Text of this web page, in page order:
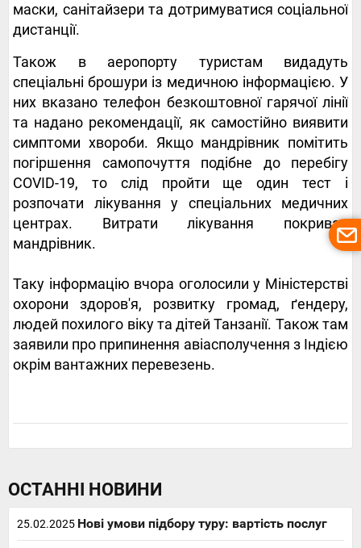
ОСТАННІ НОВИНИ
25.02.2025 Нові умови підбору туру: вартість послуг
маски, санітайзери та дотримуватися соціальної
дистанції.
Також в аеропорту туристам видадуть
спеціальні брошури із медичною інформацією. У
них вказано телефон безкоштовної гарячої лінії
та надано рекомендації, як самостійно виявити
симптоми хвороби. Якщо мандрівник помітить
погіршення самопочуття подібне до перебігу
COVID-19, то слід пройти ще один тест і
розпочати лікування у спеціальних медичних
центрах. Витрати лікування покриває
мандрівник.
Таку інформацію вчора оголосили у Міністерстві
охорони здоров'я, розвитку громад, ґендеру,
людей похилого віку та дітей Танзанії. Також там
заявили про припинення авіасполучення з Індією
окрім вантажних перевезень.